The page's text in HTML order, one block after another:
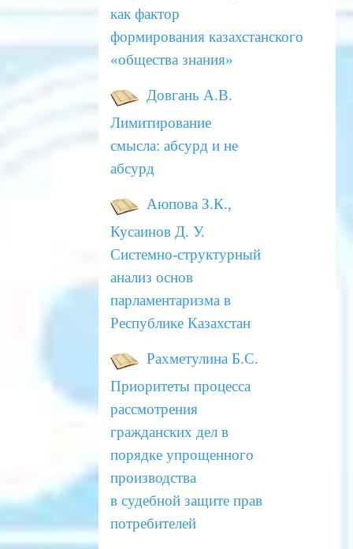
как фактор
формирования казахстанского
«общества знания»
Довгань А.В.
Лимитирование
смысла: абсурд и не
абсурд
Аюпова З.К.,
Кусаинов Д. У.
Системно-структурный
анализ основ
парламентаризма в
Республике Казахстан
Рахметулина Б.С.
Приоритеты процесса
рассмотрения
гражданских дел в
порядке упрощенного
производства
в судебной защите прав
потребителей